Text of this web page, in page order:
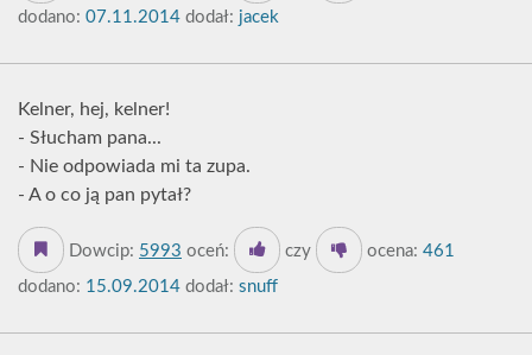
dodano: 07.11.2014 dodał: jacek
Kelner, hej, kelner!
- Słucham pana...
- Nie odpowiada mi ta zupa.
- A o co ją pan pytał?
Dowcip: 5993 oceń: czy ocena: 461
dodano: 15.09.2014 dodał: snuff